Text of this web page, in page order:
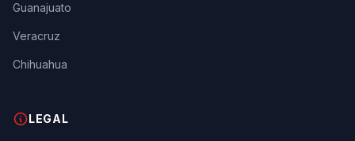
Guanajuato
Veracruz
Chihuahua
LEGAL